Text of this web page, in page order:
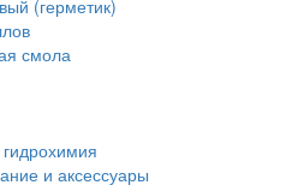
(герметик)
смола
и аксессуары